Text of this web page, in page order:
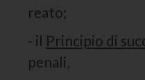
reato;
- il Principio di
penali,